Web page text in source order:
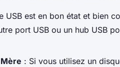
USB est en bon état et bien
port USB ou un hub USB
: Si vous utilisez un